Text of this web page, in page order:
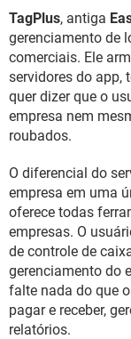
INSTAGRAM
GUIA DE COMPRAS
TagPlus, antiga
gerenciamento de
comerciais. Ele
servidores do app,
quer dizer que o
empresa nem
roubados.
O diferencial do
empresa em uma
oferece todas
empresas. O
de controle de
gerenciamento do
falte nada do que
pagar e receber,
relatórios.